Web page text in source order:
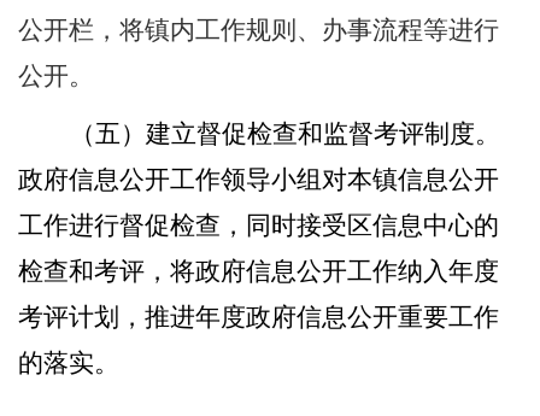
公开栏，将镇内工作规则、办事流程等进行
公开。
（五） 建立督促检查和监督考评制度。
政府信息公开工作领导小组对本镇信息公开
工作进行督促检查，同时接受区信息中心的
检查和考评，将政府信息公开工作纳入年度
考评计划，推进年度政府信息公开重要工作
的落实。